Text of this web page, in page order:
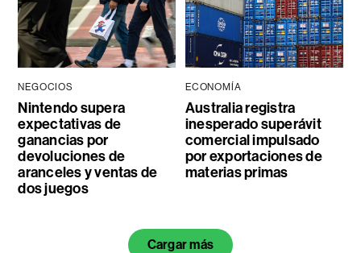
NEGOCIOS
Nintendo supera
expectativas de
ganancias por
devoluciones de
aranceles y ventas de
dos juegos
ECONOMÍA
Australia registra
inesperado superávit
comercial impulsado
por exportaciones de
materias primas
Cargar más